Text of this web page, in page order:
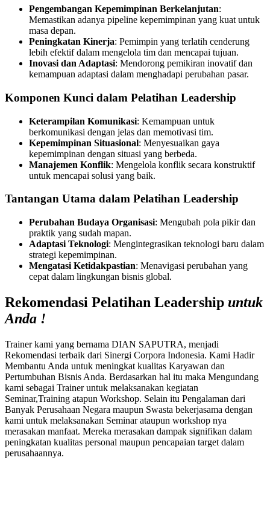
Pengembangan Kepemimpinan Berkelanjutan:
Memastikan adanya pipeline kepemimpinan yang kuat untuk
masa depan.
Peningkatan Kinerja: Pemimpin yang terlatih cenderung
lebih efektif dalam mengelola tim dan mencapai tujuan.
Inovasi dan Adaptasi: Mendorong pemikiran inovatif dan
kemampuan adaptasi dalam menghadapi perubahan pasar.
Komponen Kunci dalam Pelatihan Leadership
Keterampilan Komunikasi: Kemampuan untuk
berkomunikasi dengan jelas dan memotivasi tim.
Kepemimpinan Situasional: Menyesuaikan gaya
kepemimpinan dengan situasi yang berbeda.
Manajemen Konflik: Mengelola konflik secara konstruktif
untuk mencapai solusi yang baik.
Tantangan Utama dalam Pelatihan Leadership
Perubahan Budaya Organisasi: Mengubah pola pikir dan
praktik yang sudah mapan.
Adaptasi Teknologi: Mengintegrasikan teknologi baru dalam
strategi kepemimpinan.
Mengatasi Ketidakpastian: Menavigasi perubahan yang
cepat dalam lingkungan bisnis global.
Rekomendasi Pelatihan Leadership untuk
Anda !
Trainer kami yang bernama DIAN SAPUTRA, menjadi
Rekomendasi terbaik dari Sinergi Corpora Indonesia. Kami Hadir
Membantu Anda untuk meningkat kualitas Karyawan dan
Pertumbuhan Bisnis Anda. Berdasarkan hal itu maka Mengundang
kami sebagai Trainer untuk melaksanakan kegiatan
Seminar,Training atapun Workshop. Selain itu Pengalaman dari
Banyak Perusahaan Negara maupun Swasta bekerjasama dengan
kami untuk melaksanakan Seminar ataupun workshop nya
merasakan manfaat. Mereka merasakan dampak signifikan dalam
peningkatan kualitas personal maupun pencapaian target dalam
perusahaannya.